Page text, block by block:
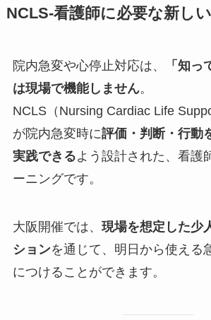
NCLS-看護師に必要な新し
院内急変や心停止対応は、
「知
は現場で機能しません。
NCLS（Nursing Cardiac Life
が院内急変時に評価・判断・行動
実践できるよう設計された、看護
ーニングです。
大阪開催では、 現場を想定した少
ションを通じて、明日から使える
につけることができます。